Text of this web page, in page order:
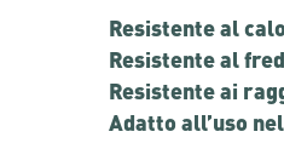
Resistente al
Resistente al
Resistente ai
Adatto all’uso